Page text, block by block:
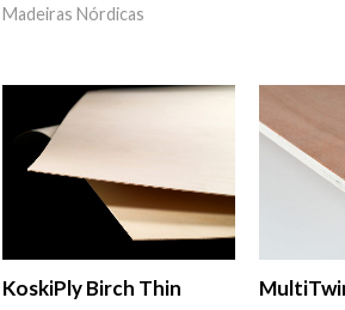
Madeiras Nórdicas
KoskiPly Birch Thin